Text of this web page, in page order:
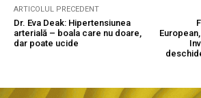
ARTICOLUL PRECEDENT
Dr. Eva Deak: Hipertensiunea
arterială – boala care nu doare,
dar poate ucide